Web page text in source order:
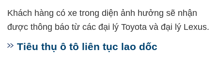
Khách hàng có xe trong diện ảnh hưởng sẽ nhận
được thông báo từ các đại lý Toyota và đại lý Lexus.
Tiêu thụ ô tô liên tục lao dốc